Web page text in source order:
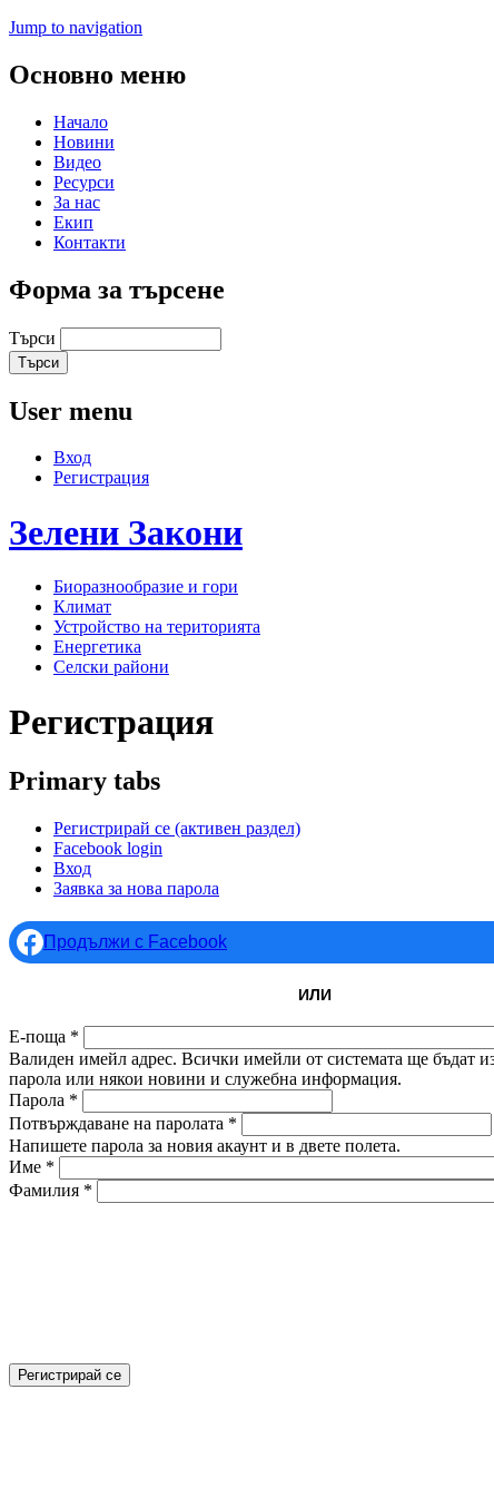
Jump to navigation
Основно меню
Начало
Новини
Видео
Ресурси
За нас
Екип
Контакти
Форма за търсене
Търси
User menu
Вход
Регистрация
Зелени Закони
Биоразнообразие и гори
Климат
Устройство на територията
Енергетика
Селски райони
Регистрация
Primary tabs
Регистрирай се (активен раздел)
Facebook login
Вход
Заявка за нова парола
Продължи с Facebook
ИЛИ
Е-поща *
Валиден имейл адрес. Всички имейли от системата ще бъдат
парола или някои новини и служебна информация.
Парола *
Потвърждаване на паролата *
Напишете парола за новия акаунт и в двете полета.
Име *
Фамилия *